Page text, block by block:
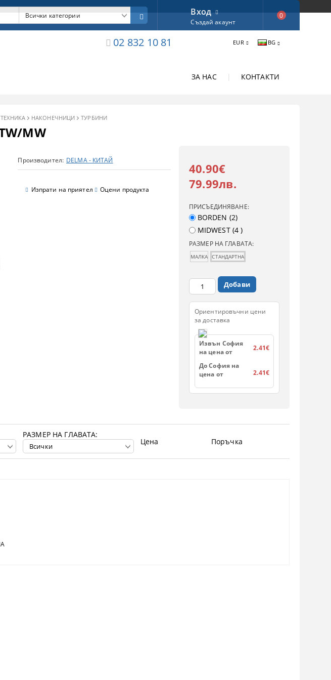
02 832 10 81 EUR BG
ЗА НАС КОНТАКТИ
Вход
Създай акаунт
0
НАКОНЕЧНИЦИ ТУРБИНИ
MW
Производител: DELMA - КИТАЙ
Изпрати на приятел Оцени продукта
40.90€
79.99лв.
ПРИСЪЕДИНЯВАНЕ:
BORDEN (2)
МIDWEST (4 )
РАЗМЕР НА ГЛАВАТА:
МАЛКА СТАНДАРТНА
Ориентировъчни цени
за доставка
Извън София
на цена от
2.41€
До София на
цена от
2.41€
РАЗМЕР НА ГЛАВАТА:
Цена Поръчка